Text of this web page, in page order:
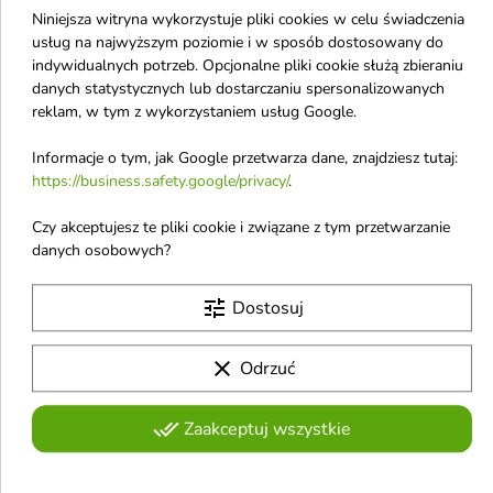
opalania ciała z olejem
Monoi 200 ml(31-08-
2026)
Zapewnia ona szeroki zakres
wysokiej ochrony
9,30 £ 18,60 £
twarzy i ciała 300 ml
Posiada wspaniałe właściwości
i szerokie spektrum działania,
dzięki któremu jest idealnie
dostosowany do
indywidualnych potrzeb skóry
włosów
10,81 £
Apis Exotic Home Care
200 ml
BasicLab Dezodorant
24H 50 ml
Niniejsza witryna wykorzystuje pliki cookies w celu świadczenia
usług na najwyższym poziomie i w sposób dostosowany do
indywidualnych potrzeb. Opcjonalne pliki cookie służą zbieraniu
danych statystycznych lub dostarczaniu spersonalizowanych
reklam, w tym z wykorzystaniem usług Google.
Informacje o tym, jak Google przetwarza dane, znajdziesz tutaj:
https://business.safety.google/privacy/.
Czy akceptujesz te pliki cookie i związane z tym przetwarzanie
danych osobowych?
tune Dostosuj
clear Odrzuć
done_allZaakceptuj wszystkie